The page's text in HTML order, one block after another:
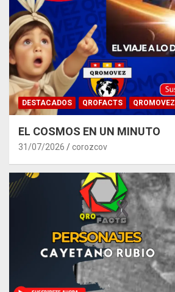
DESTACADOS QROFACTS QROMOVEZ
EL COSMOS EN UN MINUTO
31/07/2026 corozcov